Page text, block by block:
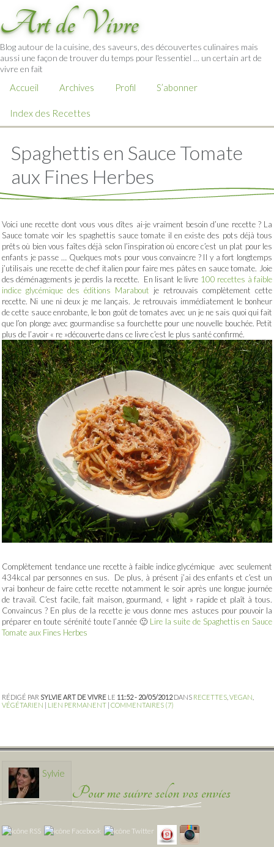
Art de Vivre
Blog autour de la cuisine, des saveurs, des découvertes culinaires mais
aussi une façon de trouver du temps pour l'essentiel … un certain art de
vivre en fait
Accueil Archives Profil S’abonner
Index des Recettes
Spaghettis en Sauce Tomate
aux Fines Herbes
Voici une recette dont vous vous dîtes ai-je vraiment besoin d’une recette ? La
Sauce tomate voir les spaghettis sauce tomate il en existe des pots déjà tous
prêts où bien vous faîtes déjà selon l’inspiration où encore c’est un plat pour les
enfants je passe … Quelques mots pour vous convaincre ? Il y a fort longtemps
j’utilisais une recette de chef italien pour faire mes pâtes en sauce tomate. Joie
des déménagements je perdis la recette. En lisant le livre 100 recettes à faible
indice glycémique des éditions Marabout je retrouvais complètement cette
recette. Ni une ni deux je me lançais. Je retrouvais immédiatement le bonheur
de cette sauce enrobante, le bon goût de tomates avec un je ne sais quoi qui fait
que l’on plonge avec gourmandise sa fourchette pour une nouvelle bouchée. Petit
plus de l’avoir « re »découverte dans ce livre c’est le plus santé confirmé.
Complètement tendance une recette à faible indice glycémique avec seulement
434kcal par personnes en sus. De plus, à présent j’ai des enfants et c’est un
vrai bonheur de faire cette recette notamment le soir après une longue journée
de travail. C’est facile, fait maison, gourmand, « light » rapide et plaît à tous.
Convaincus ? En plus de la recette je vous donne mes astuces pour pouvoir la
préparer en toute sérénité toute l’année 🙂 Lire la suite de Spaghettis en Sauce
Tomate aux Fines Herbes
RÉDIGÉ PAR SYLVIE ART DE VIVRE LE 11:52 - 20/05/2012DANS RECETTES VEGAN
VÉGÉTARIEN | LIEN PERMANENT | COMMENTAIRES (7)
Sylvie
Pour me suivre selon vos envies